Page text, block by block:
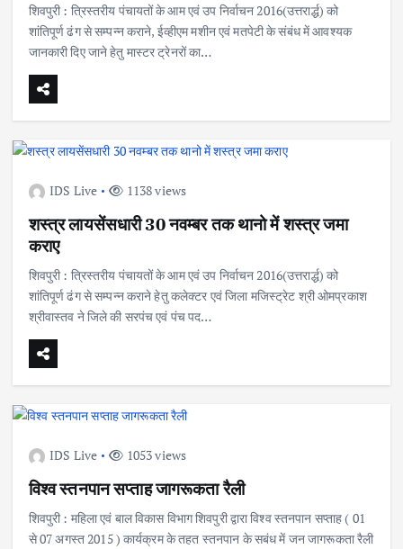
शिवपुरी : त्रिस्तरीय पंचायतों के आम एवं उप निर्वाचन 2016(उत्तरार्द्ध) को
शांतिपूर्ण ढंग से सम्पन्न कराने, ईव्हीएम मशीन एवं मतपेटी के संबंध में आवश्यक
जानकारी दिए जाने हेतु मास्टर ट्रेनरों का…
IDS Live 1138 views
शस्त्र लायसेंसधारी 30 नवम्बर तक थानो में शस्त्र जमा
कराए
शिवपुरी : त्रिस्तरीय पंचायतों के आम एवं उप निर्वाचन 2016(उत्तरार्द्ध) को
शांतिपूर्ण ढंग से सम्पन्न कराने हेतु कलेक्टर एवं जिला मजिस्ट्रेट श्री ओमप्रकाश
श्रीवास्तव ने जिले की सरपंच एवं पंच पद…
IDS Live 1053 views
विश्व स्तनपान सप्ताह जागरूकता रैली
शिवपुरी : महिला एवं बाल विकास विभाग शिवपुरी द्वारा विश्व स्तनपान सप्ताह ( 01
से 07 अगस्त 2015 ) कार्यक्रम के तहत स्तनपान के सबंध में जन जागरूकता रैली